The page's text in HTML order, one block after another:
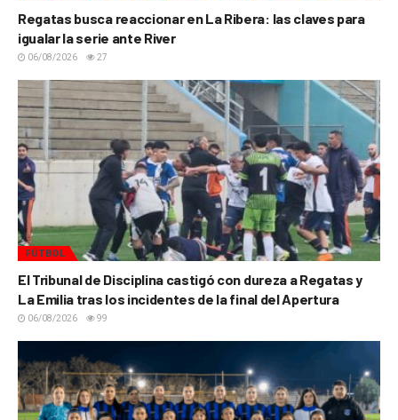
Regatas busca reaccionar en La Ribera: las claves para
igualar la serie ante River
06/08/2026 27
FÚTBOL
El Tribunal de Disciplina castigó con dureza a Regatas y
La Emilia tras los incidentes de la final del Apertura
06/08/2026 99